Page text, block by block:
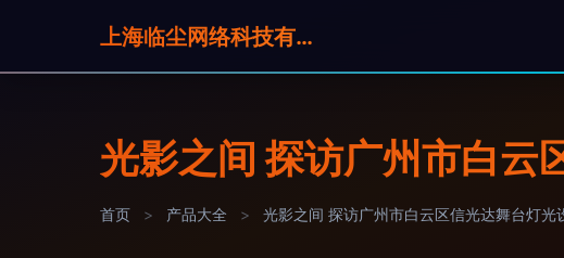
上海临尘网络科技有限公司
光影之间 探访广州市白云
首页 > 产品大全 > 光影之间 探访广州市白云区信光达舞台灯光